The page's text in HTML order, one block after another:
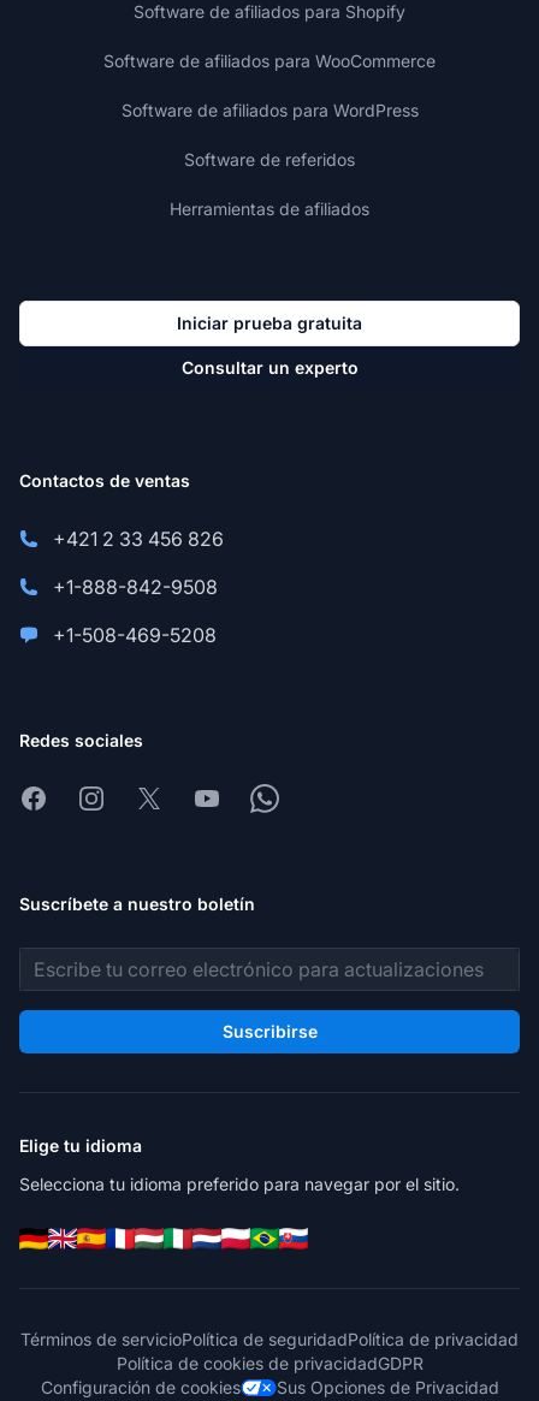
Software de afiliados para Shopify
Software de afiliados para WooCommerce
Software de afiliados para WordPress
Software de referidos
Herramientas de afiliados
Iniciar prueba gratuita
Consultar un experto
Contactos de ventas
+421 2 33 456 826
+1-888-842-9508
+1-508-469-5208
Redes sociales
FacebookInstagram
X YoutubeWhatsapp
Suscríbete a nuestro boletín
Dirección de correo electrónico
Suscribirse
Elige tu idioma
Selecciona tu idioma preferido para navegar por el sitio.
Términos de servicioPolítica de seguridadPolítica de privacidad
Política de cookies de privacidadGDPR
Configuración de cookies
Sus Opciones de Privacidad